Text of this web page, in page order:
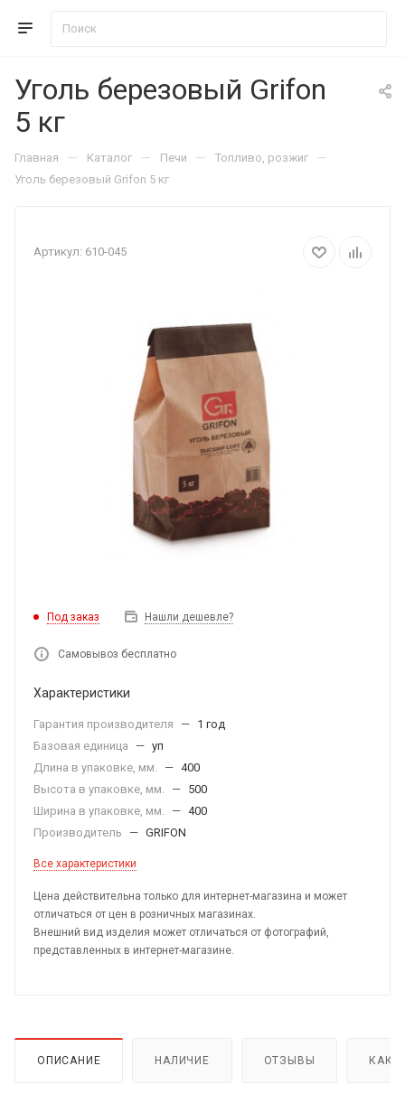
Уголь березовый Grifon
5 кг
Главная — Каталог — Печи — Топливо, розжиг —
Уголь березовый Grifon 5 кг
Артикул: 610-045
Под заказ Нашли дешевле?
Самовывоз бесплатно
Характеристики
Гарантия производителя — 1 год
Базовая единица
— уп
Длина в упаковке, мм.
— 400
Высота в упаковке, мм.
— 500
Ширина в упаковке, мм.
— 400
Производитель
— GRIFON
Все характеристики
Цена действительна только для интернет-магазина и может
отличаться от цен в розничных магазинах.
Внешний вид изделия может отличаться от фотографий,
представленных в интернет-магазине.
ОПИСАНИЕ НАЛИЧИЕ ОТЗЫВЫ КАК